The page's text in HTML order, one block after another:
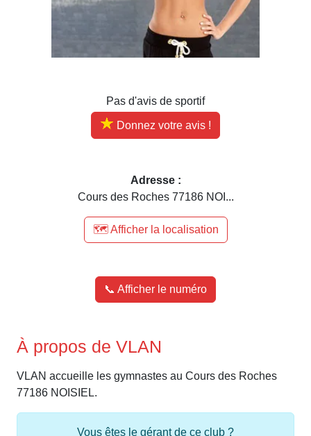
Pas d'avis de sportif
Donnez votre avis !
Adresse :
Cours des Roches 77186 NOI...
🗺️ Afficher la localisation
📞 Afficher le numéro
À propos de VLAN
VLAN accueille les gymnastes au Cours des Roches
77186 NOISIEL.
Vous êtes le gérant de ce club ?